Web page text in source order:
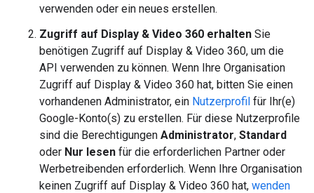
verwenden oder ein neues erstellen.
Zugriff auf Display & Video 360 erhalten Sie
benötigen Zugriff auf Display & Video 360, um die
API verwenden zu können. Wenn Ihre Organisation
Zugriff auf Display & Video 360 hat, bitten Sie einen
vorhandenen Administrator, ein Nutzerprofil für Ihr(e)
Google-Konto(s) zu erstellen. Für diese Nutzerprofile
sind die Berechtigungen Administrator, Standard
oder Nur lesen für die erforderlichen Partner oder
Werbetreibenden erforderlich. Wenn Ihre Organisation
keinen Zugriff auf Display & Video 360 hat, wenden